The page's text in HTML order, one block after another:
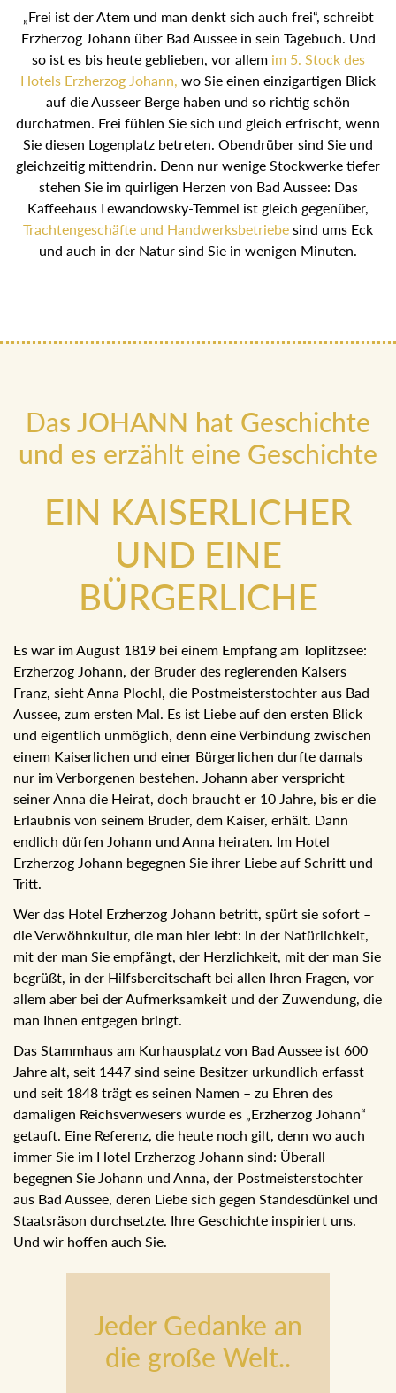
„Frei ist der Atem und man denkt sich auch frei“, schreibt
Erzherzog Johann über Bad Aussee in sein Tagebuch. Und
so ist es bis heute geblieben, vor allem im 5. Stock des
Hotels Erzherzog Johann, wo Sie einen einzigartigen Blick
auf die Ausseer Berge haben und so richtig schön
durchatmen. Frei fühlen Sie sich und gleich erfrischt, wenn
Sie diesen Logenplatz betreten. Obendrüber sind Sie und
gleichzeitig mittendrin. Denn nur wenige Stockwerke tiefer
stehen Sie im quirligen Herzen von Bad Aussee: Das
Kaffeehaus Lewandowsky-Temmel ist gleich gegenüber,
Trachtengeschäfte und Handwerksbetriebe sind ums Eck
und auch in der Natur sind Sie in wenigen Minuten.
Das JOHANN hat Geschichte
und es erzählt eine Geschichte
EIN KAISERLICHER
UND EINE
BÜRGERLICHE
Es war im August 1819 bei einem Empfang am Toplitzsee:
Erzherzog Johann, der Bruder des regierenden Kaisers
Franz, sieht Anna Plochl, die Postmeisterstochter aus Bad
Aussee, zum ersten Mal. Es ist Liebe auf den ersten Blick
und eigentlich unmöglich, denn eine Verbindung zwischen
einem Kaiserlichen und einer Bürgerlichen durfte damals
nur im Verborgenen bestehen. Johann aber verspricht
seiner Anna die Heirat, doch braucht er 10 Jahre, bis er die
Erlaubnis von seinem Bruder, dem Kaiser, erhält. Dann
endlich dürfen Johann und Anna heiraten. Im Hotel
Erzherzog Johann begegnen Sie ihrer Liebe auf Schritt und
Tritt.
Wer das Hotel Erzherzog Johann betritt, spürt sie sofort –
die Verwöhnkultur, die man hier lebt: in der Natürlichkeit,
mit der man Sie empfängt, der Herzlichkeit, mit der man Sie
begrüßt, in der Hilfsbereitschaft bei allen Ihren Fragen, vor
allem aber bei der Aufmerksamkeit und der Zuwendung, die
man Ihnen entgegen bringt.
Das Stammhaus am Kurhausplatz von Bad Aussee ist 600
Jahre alt, seit 1447 sind seine Besitzer urkundlich erfasst
und seit 1848 trägt es seinen Namen – zu Ehren des
damaligen Reichsverwesers wurde es „Erzherzog Johann“
getauft. Eine Referenz, die heute noch gilt, denn wo auch
immer Sie im Hotel Erzherzog Johann sind: Überall
begegnen Sie Johann und Anna, der Postmeisterstochter
aus Bad Aussee, deren Liebe sich gegen Standesdünkel und
Staatsräson durchsetzte. Ihre Geschichte inspiriert uns.
Und wir hoffen auch Sie.
Jeder Gedanke an
die große Welt..